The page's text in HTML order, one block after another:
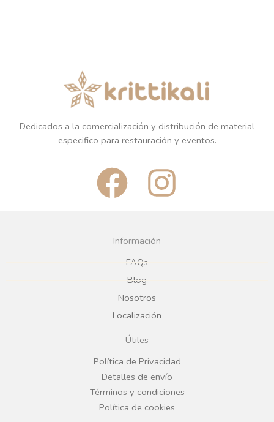
Dedicados a la comercialización y distribución de material
especifico para restauración y eventos.
F
a
c
e
b
o
o
k
I
n
g
r
a
Información
FAQs
Blog
Nosotros
Localización
Útiles
Política de Privacidad
Detalles de envío
Términos y condiciones
Política de cookies